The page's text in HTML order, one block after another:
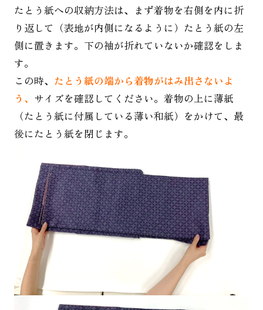
たとう紙への収納方法は、まず着物を右側を内に折
り返して（表地が内側になるように）たとう紙の左
側に置きます。下の袖が折れていないか確認をしま
す。
この時、 たとう紙の端から着物がはみ出さないよ
う、 サイズを確認してください。着物の上に薄紙
（たとう紙に付属している薄い和紙）をかけて、最
後にたとう紙を閉じます。